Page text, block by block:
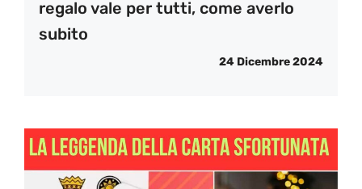
regalo vale per tutti, come averlo
subito
24 Dicembre 2024